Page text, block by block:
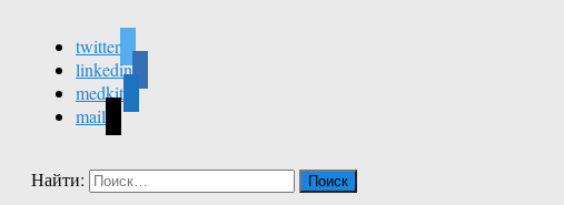
twitter
linkedin
medkit
mail
Найти: